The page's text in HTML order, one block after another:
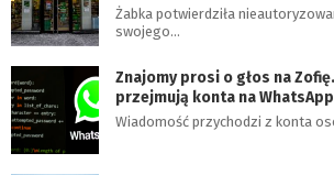
Żabka potwierdziła
swojego…
Znajomy prosi o głos na
przejmują konta na
Wiadomość przychodzi z konta